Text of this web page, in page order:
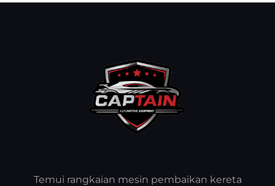
Temui rangkaian mesin pembaikan kereta